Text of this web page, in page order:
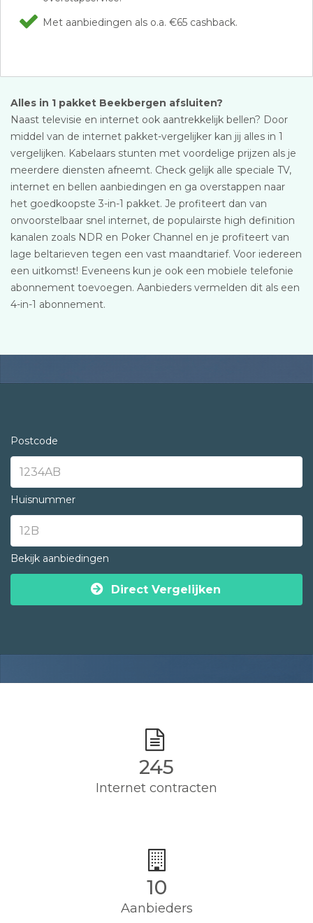
Met aanbiedingen als o.a. €65 cashback.
Alles in 1 pakket Beekbergen afsluiten?
Naast televisie en internet ook aantrekkelijk bellen? Door
middel van de internet pakket-vergelijker kan jij alles in 1
vergelijken. Kabelaars stunten met voordelige prijzen als je
meerdere diensten afneemt. Check gelijk alle speciale TV,
internet en bellen aanbiedingen en ga overstappen naar
het goedkoopste 3-in-1 pakket. Je profiteert dan van
onvoorstelbaar snel internet, de populairste high definition
kanalen zoals NDR en Poker Channel en je profiteert van
lage beltarieven tegen een vast maandtarief. Voor iedereen
een uitkomst! Eveneens kun je ook een mobiele telefonie
abonnement toevoegen. Aanbieders vermelden dit als een
4-in-1 abonnement.
Postcode
Huisnummer
Bekijk aanbiedingen
Direct Vergelijken
245
Internet contracten
10
Aanbieders